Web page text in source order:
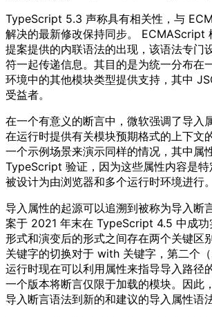
TypeScript 5.3 声称具有相关性，与
解决的最新修改保持同步。 ECMAScript
提案提供的内联语法的出现，该语法专门
符一起传递信息。其目的是为统一分布在
环境中的其他模块类型提供支持，其中
受益者。
在一个有意义的断言中，微软强调了导入
在运行时提供有关模块预期格式的上下文
一个示例场景来演示同样的情况，其中属
TypeScript 验证，因为这些属性内容是特
被设计为由浏览器和多个运行时环境进行。
导入属性的起源可以追溯到被称为导入断
案于 2021 年末在 TypeScript 4.5 中成功
形式和演变后的形式之间存在两个关键区
关键字的切换对于 with 关键字，第二个（
运行时现在可以利用属性来指导导入路径
一个版本将断言仅限于加载的模块。因此
导入断言语法到新的和建议的导入属性语